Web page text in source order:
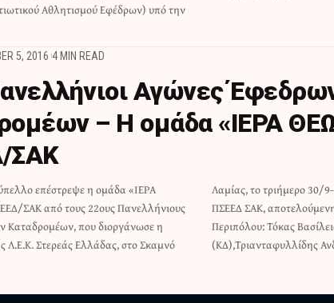
Αθλητισμού Εφέδρων) υπό την
5, 2016 4 MIN READ
Αγώνες
– Η ομάδα «ΙΕΡΑ
ΣΑΚ
επέστρεψε η ομάδα «ΙΕΡΑ
ΣΑΚ από τους 22ους Πανελλήνιους
Καταδρομέων, που διοργάνωσε η
Λ.Ε.Κ. Στερεάς Ελλάδας, στο Σκαμνό
30/9-2/10. Η τετραμελής ομάδα του
από τους:Επικεφαλής
Βασίλειος εφ. Ανθλγός
(ΚΔ),Τριανταφυλλίδης